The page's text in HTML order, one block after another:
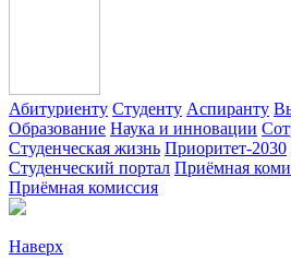
Абитуриенту Студенту Аспиранту
Образование Наука и инновации
Студенческая жизнь Приоритет-2030
Студенческий портал Приёмная
Приёмная комиссия
Наверх